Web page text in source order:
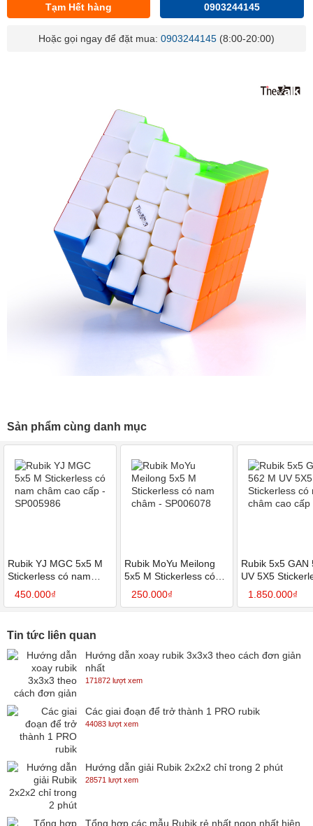
Tạm Hết hàng 0903244145
Hoặc gọi ngay để đặt mua: 0903244145 (8:00-20:00)
Sản phẩm cùng danh mục
Rubik YJ MGC 5x5 M
Stickerless có nam
châm cao cấp -
SP005986
450.000₫
Rubik MoYu Meilong
5x5 M Stickerless có
nam châm - SP006078
250.000₫
Rubik 5x5 GAN
UV 5X5
nam châm cao
1.850.000₫
Tin tức liên quan
Hướng dẫn xoay rubik 3x3x3 theo cách đơn giản
nhất
171872 lượt xem
Các giai đoạn để trở thành 1 PRO rubik
44083 lượt xem
Hướng dẫn giải Rubik 2x2x2 chỉ trong 2 phút
28571 lượt xem
Tổng hợp các mẫu Rubik rẻ nhất ngon nhất hiện